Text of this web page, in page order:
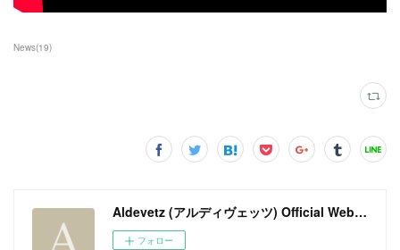
News(19)
Aldevetz (アルディヴェッツ) Official Web Site
フォロー